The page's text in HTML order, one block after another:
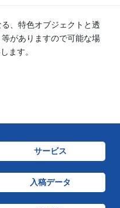
、特色オブジェクトと透
がありますので可能な場
ます。
サービス
入稿データ